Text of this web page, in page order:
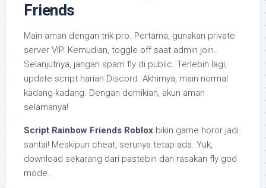
Friends
Main aman dengan trik pro. Pertama, gunakan private
server VIP. Kemudian, toggle off saat admin join.
Selanjutnya, jangan spam fly di public. Terlebih lagi,
update script harian Discord. Akhirnya, main normal
kadang-kadang. Dengan demikian, akun aman
selamanya!
Script Rainbow Friends Roblox bikin game horor jadi
santai! Meskipun cheat, serunya tetap ada. Yuk,
download sekarang dari pastebin dan rasakan fly god
mode.